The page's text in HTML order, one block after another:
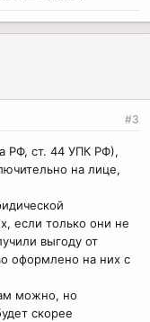
#3
РФ, ст. 44 УПК РФ),
на лице,
если только они не
выгоду от
оформлено на них с
можно, но
скорее